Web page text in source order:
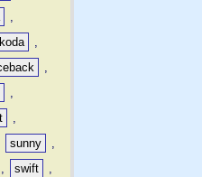
,
,
,
,
,
sunny
,
, swift
,